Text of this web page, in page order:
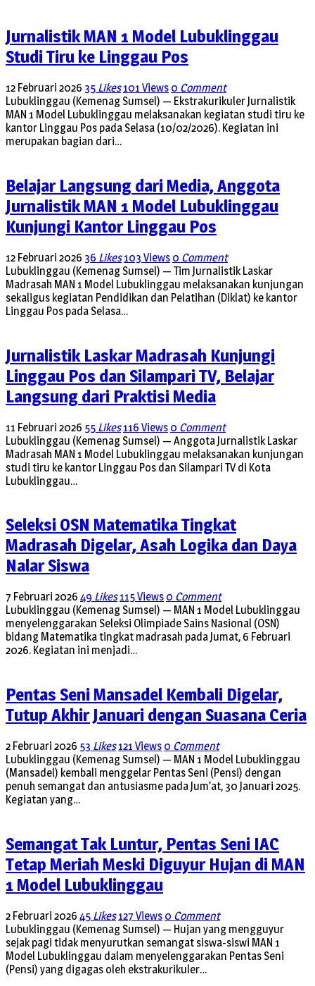
Jurnalistik MAN 1 Model Lubuklinggau
Studi Tiru ke Linggau Pos
12 Februari 2026 35 Likes101 Views 0 Comment
Lubuklinggau (Kemenag Sumsel) — Ekstrakurikuler Jurnalistik
MAN 1 Model Lubuklinggau melaksanakan kegiatan studi tiru ke
kantor Linggau Pos pada Selasa (10/02/2026). Kegiatan ini
merupakan bagian dari…
Belajar Langsung dari Media, Anggota
Jurnalistik MAN 1 Model Lubuklinggau
Kunjungi Kantor Linggau Pos
12 Februari 2026 36 Likes103 Views 0 Comment
Lubuklinggau (Kemenag Sumsel) — Tim Jurnalistik Laskar
Madrasah MAN 1 Model Lubuklinggau melaksanakan kunjungan
sekaligus kegiatan Pendidikan dan Pelatihan (Diklat) ke kantor
Linggau Pos pada Selasa…
Jurnalistik Laskar Madrasah Kunjungi
Linggau Pos dan Silampari TV, Belajar
Langsung dari Praktisi Media
11 Februari 2026 55 Likes116 Views 0 Comment
Lubuklinggau (Kemenag Sumsel) — Anggota Jurnalistik Laskar
Madrasah MAN 1 Model Lubuklinggau melaksanakan kunjungan
studi tiru ke kantor Linggau Pos dan Silampari TV di Kota
Lubuklinggau…
Seleksi OSN Matematika Tingkat
Madrasah Digelar, Asah Logika dan Daya
Nalar Siswa
7 Februari 2026 49 Likes115 Views 0 Comment
Lubuklinggau (Kemenag Sumsel) — MAN 1 Model Lubuklinggau
menyelenggarakan Seleksi Olimpiade Sains Nasional (OSN)
bidang Matematika tingkat madrasah pada Jumat, 6 Februari
2026. Kegiatan ini menjadi…
Pentas Seni Mansadel Kembali Digelar,
Tutup Akhir Januari dengan Suasana Ceria
2 Februari 2026 53 Likes121 Views 0 Comment
Lubuklinggau (Kemenag Sumsel) — MAN 1 Model Lubuklinggau
(Mansadel) kembali menggelar Pentas Seni (Pensi) dengan
penuh semangat dan antusiasme pada Jum’at, 30 Januari 2025.
Kegiatan yang…
Semangat Tak Luntur, Pentas Seni IAC
Tetap Meriah Meski Diguyur Hujan di MAN
1 Model Lubuklinggau
2 Februari 2026 45 Likes127 Views 0 Comment
Lubuklinggau (Kemenag Sumsel) — Hujan yang mengguyur
sejak pagi tidak menyurutkan semangat siswa-siswi MAN 1
Model Lubuklinggau dalam menyelenggarakan Pentas Seni
(Pensi) yang digagas oleh ekstrakurikuler…